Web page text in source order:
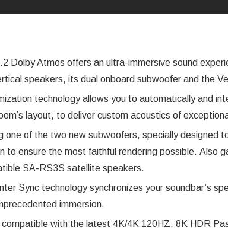
Dolby Atmos offers an ultra-immersive sound
speakers, its dual onboard subwoofer and the
technology allows you to automatically and
layout, to deliver custom acoustics of
one of the two new subwoofers, specially designed
to ensure the most faithful rendering possible. Also
SA-RS3S satellite speakers.
Sync technology synchronizes your soundbar’s
immersion.
with the latest 4K/4K 120HZ, 8K HDR